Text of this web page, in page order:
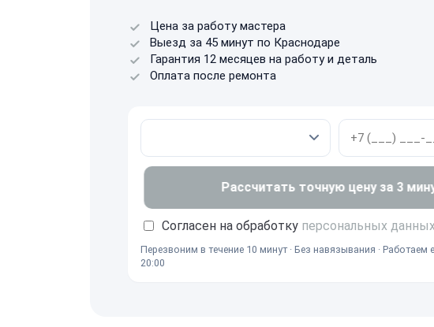
Цена за работу мастера
Выезд за 45 минут по Краснодаре
Гарантия 12 месяцев на работу и деталь
Оплата после ремонта
Рассчитать точную цену за 3
Согласен на обработку персональных данных
Перезвоним в течение 10 минут · Без навязывания · Работаем
20:00